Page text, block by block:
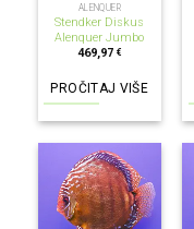
ALENQUER
Stendker Diskus
Alenquer Jumbo
469,97€
PROČITAJ VIŠE
NEMA NA ZALIHI